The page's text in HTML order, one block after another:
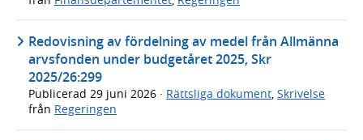
Redovisning av fördelning av medel från Allmänna
arvsfonden under budgetåret 2025, Skr
2025/26:299
Publicerad 29 juni 2026 · Rättsliga dokument, Skrivelse
från Regeringen